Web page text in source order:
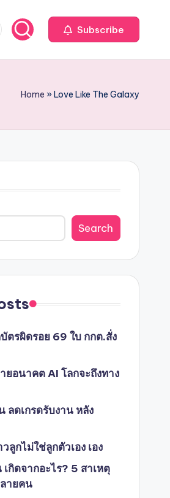
Subscribe
Home »Love Like The Galaxy
Search
ตรผิดรอย 69 ใบ กกต.สั่ง
ยอนาคต AI โลกจะถึงทาง
ลดเกรดรับงาน หลัง
ลูกไม่ใช่ลูกตัวเอง เอง
กิดจากอะไร? 5 สาเหตุ
ายคน